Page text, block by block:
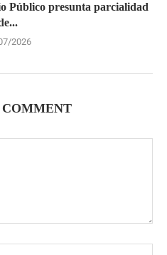
Público presunta parcialidad
2026